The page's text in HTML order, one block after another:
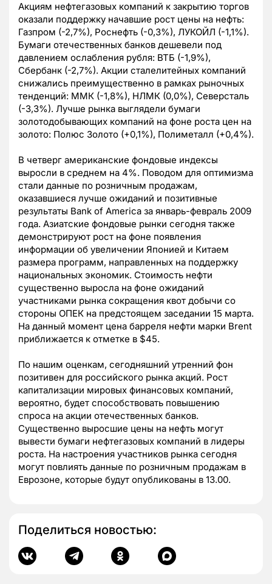
Акциям нефтегазовых компаний к закрытию торгов
оказали поддержку начавшие рост цены на нефть:
Газпром (-2,7%), Роснефть (-0,3%), ЛУКОЙЛ (-1,1%).
Бумаги отечественных банков дешевели под
давлением ослабления рубля: ВТБ (-1,9%),
Сбербанк (-2,7%). Акции сталелитейных компаний
снижались преимущественно в рамках рыночных
тенденций: ММК (-1,8%), НЛМК (0,0%), Северсталь
(-3,3%). Лучше рынка выглядели бумаги
золотодобывающих компаний на фоне роста цен на
золото: Полюс Золото (+0,1%), Полиметалл (+0,4%).
В четверг американские фондовые индексы
выросли в среднем на 4%. Поводом для оптимизма
стали данные по розничным продажам,
оказавшиеся лучше ожиданий и позитивные
результаты Bank of America за январь-февраль 2009
года. Азиатские фондовые рынки сегодня также
демонстрируют рост на фоне появления
информации об увеличении Японией и Китаем
размера программ, направленных на поддержку
национальных экономик. Стоимость нефти
существенно выросла на фоне ожиданий
участниками рынка сокращения квот добычи со
стороны ОПЕК на предстоящем заседании 15 марта.
На данный момент цена барреля нефти марки Brent
приближается к отметке в $45.
По нашим оценкам, сегодняшний утренний фон
позитивен для российского рынка акций. Рост
капитализации мировых финансовых компаний,
вероятно, будет способствовать повышению
спроса на акции отечественных банков.
Существенно выросшие цены на нефть могут
вывести бумаги нефтегазовых компаний в лидеры
роста. На настроения участников рынка сегодня
могут повлиять данные по розничным продажам в
Еврозоне, которые будут опубликованы в 13.00.
Поделиться новостью: